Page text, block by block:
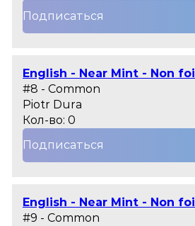
Подписаться
English - Near Mint - Non foil
#8 - Common
Piotr Dura
Кол-во: 0
Подписаться
English - Near Mint - Non foil
#9 - Common